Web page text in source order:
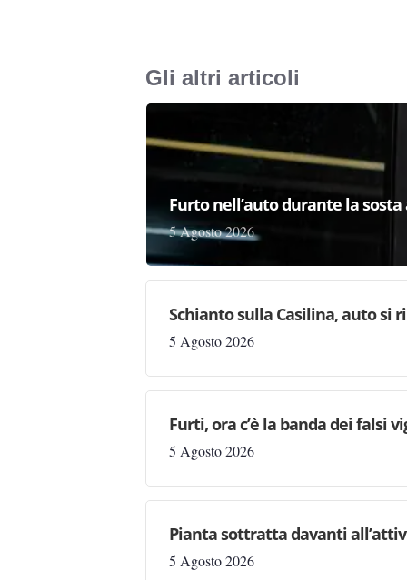
Gli altri articoli
Furto nell’auto durante la
5 Agosto 2026
Schianto sulla Casilina, auto si
5 Agosto 2026
Furti, ora c’è la banda dei falsi
5 Agosto 2026
Pianta sottratta davanti
5 Agosto 2026